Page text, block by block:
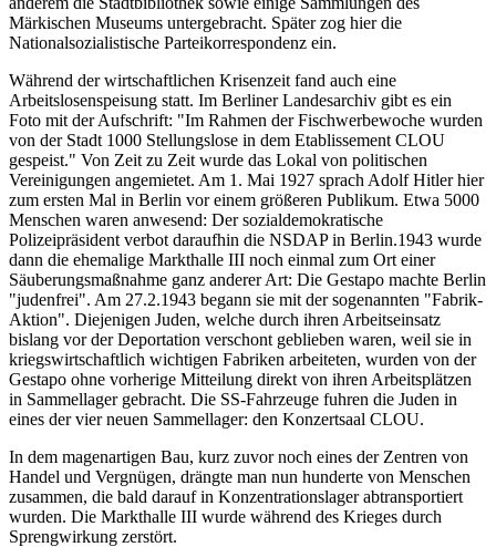
Märkischen Museums untergebracht. Später zog hier die
Nationalsozialistische Parteikorrespondenz ein.
Während der wirtschaftlichen Krisenzeit fand auch eine
Arbeitslosenspeisung statt. Im Berliner Landesarchiv gibt es ein
Foto mit der Aufschrift: "Im Rahmen der Fischwerbewoche wurden
von der Stadt 1000 Stellungslose in dem Etablissement CLOU
gespeist." Von Zeit zu Zeit wurde das Lokal von politischen
Vereinigungen angemietet. Am 1. Mai 1927 sprach Adolf Hitler hier
zum ersten Mal in Berlin vor einem größeren Publikum. Etwa 5000
Menschen waren anwesend: Der sozialdemokratische
Polizeipräsident verbot daraufhin die NSDAP in Berlin.1943 wurde
dann die ehemalige Markthalle III noch einmal zum Ort einer
Säuberungsmaßnahme ganz anderer Art: Die Gestapo machte Berlin
"judenfrei". Am 27.2.1943 begann sie mit der sogenannten "Fabrik-
Aktion". Diejenigen Juden, welche durch ihren Arbeitseinsatz
bislang vor der Deportation verschont geblieben waren, weil sie in
kriegswirtschaftlich wichtigen Fabriken arbeiteten, wurden von der
Gestapo ohne vorherige Mitteilung direkt von ihren Arbeitsplätzen
in Sammellager gebracht. Die SS-Fahrzeuge fuhren die Juden in
eines der vier neuen Sammellager: den Konzertsaal CLOU.
In dem magenartigen Bau, kurz zuvor noch eines der Zentren von
Handel und Vergnügen, drängte man nun hunderte von Menschen
zusammen, die bald darauf in Konzentrationslager abtransportiert
wurden. Die Markthalle III wurde während des Krieges durch
Sprengwirkung zerstört.